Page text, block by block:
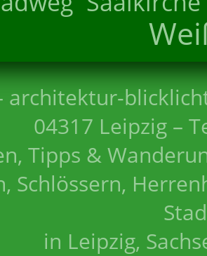
architektur-
04317 Leipzig –
Tipps &
Schlössern,
in Leipzig,